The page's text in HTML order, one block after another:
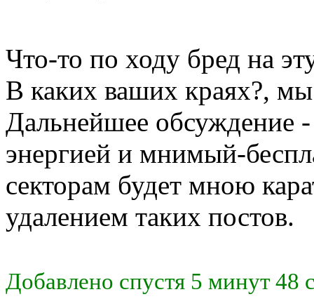
Что-то по ходу бред на
В каких ваших краях?,
Дальнейшее обсуждение
энергией и мнимый-
секторам будет мною
удалением таких постов.
Добавлено спустя 5 минут 48